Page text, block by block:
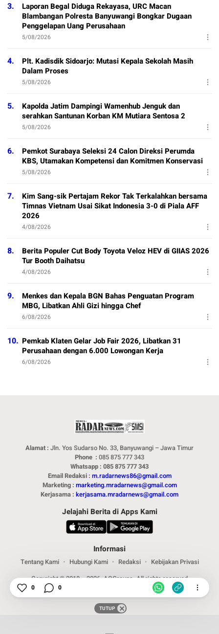
3.
Laporan Begal Diduga Rekayasa, URC Macan
Blambangan Polresta Banyuwangi Bongkar Dugaan
Penggelapan Uang Perusahaan
5/08/2026
4.
Plt. Kadisdik Sidoarjo: Mutasi Kepala Sekolah Masih
Dalam Proses
5/08/2026
5.
Kapolda Jatim Dampingi Wamenhub Jenguk dan
serahkan Santunan Korban KM Mutiara Sentosa 2
5/08/2026
6.
Pemkot Surabaya Seleksi 24 Calon Direksi Perumda
KBS, Utamakan Kompetensi dan Komitmen Konservasi
5/08/2026
7.
Kim Sang-sik Pertajam Rekor Tak Terkalahkan bersama
Timnas Vietnam Usai Sikat Indonesia 3-0 di Piala AFF
2026
4/08/2026
8.
Berita Populer Cut Body Toyota Veloz HEV di GIIAS 2026
Tur Booth Daihatsu
4/08/2026
9.
Menkes dan Kepala BGN Bahas Penguatan Program
MBG, Libatkan Ahli Gizi hingga Chef
6/08/2026
10. Pemkab Klaten Gelar Job Fair 2026, Libatkan 31
Perusahaan dengan 6.000 Lowongan Kerja
6/08/2026
Alamat : Jln. Yos Sudarso No. 33, Banyuwangi – Jawa Timur
Phone : 085 875 777 343
Whatsapp : 085 875 777 343
Email Redaksi : m.radarnews86@gmail.com
Marketing : marketing.mradarnews@gmail.com
Kerjasama : kerjasama.mradarnews@gmail.com
Jelajahi Berita di Apps Kami
Informasi
Tentang Kami Hubungi Kami Redaksi
Kebijakan Privasi
Copyright © 2018 – 2026. ACGroups. All rights reserved
0 0
TUTUP